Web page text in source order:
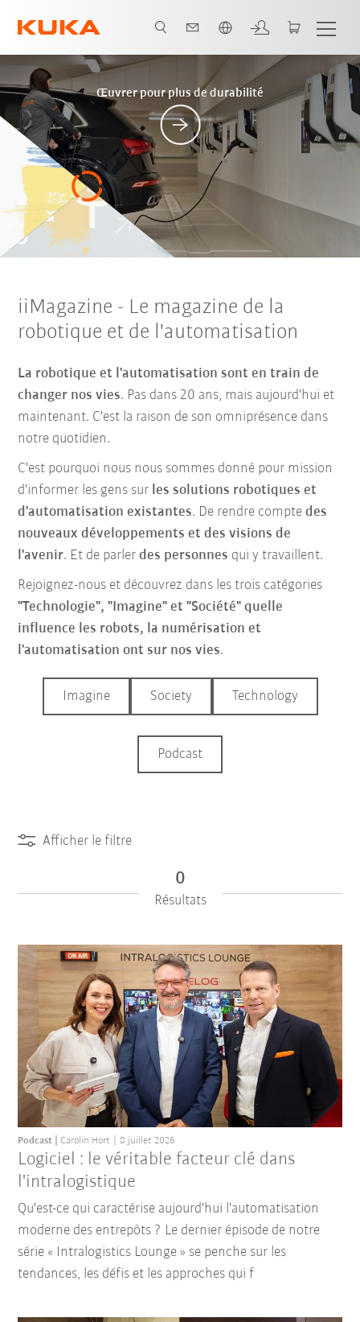
Posts
Œuvrer pour plus de durabilité
iiMagazine - Le magazine de la
robotique et de l'automatisation
La robotique et l'automatisation sont en train de
changer nos vies. Pas dans 20 ans, mais aujourd'hui et
maintenant. C'est la raison de son omniprésence dans
notre quotidien.
C'est pourquoi nous nous sommes donné pour mission
d'informer les gens sur les solutions robotiques et
d'automatisation existantes. De rendre comptedes
nouveaux développements et des visions de
l'avenir. Et de parlerdes personnes qui y travaillent.
Rejoignez-nous et découvrez dans les trois catégories
"Technologie", "Imagine" et "Société" quelle
influence les robots, la numérisation et
l'automatisation ont sur nos vies.
Imagine Society Technology
Podcast
Afficher le filtre
iiMagazine Categories
Réinitialiser le filtre
0
Résultats
Logiciel : le véritable facteur clé dans
l'intralogistique
Podcast Carolin Hort 8 juillet 2026
Qu'est-ce qui caractérise aujourd'hui l'automatisation
moderne des entrepôts ? Le dernier épisode de notre
série « Intralogistics Lounge » se penche sur les
tendances, les défis et les approches qui f